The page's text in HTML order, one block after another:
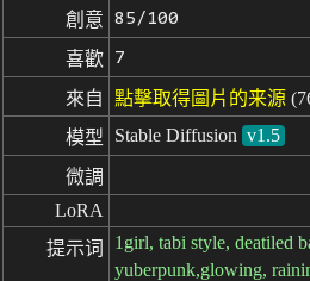
創意 85/100
喜歡 7
來自 點擊取得圖片的来源
模型
Stable Diffusion v1.5
微調
LoRA
提示词
1girl, tabi style, deatiled
yuberpunk,glowing,